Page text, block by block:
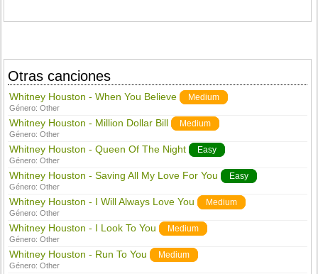
Otras canciones
Whitney Houston - When You Believe Medium
Género:Other
Whitney Houston - Million Dollar Bill Medium
Género:Other
Whitney Houston - Queen Of The Night Easy
Género:Other
Whitney Houston - Saving All My Love For You Easy
Género:Other
Whitney Houston - I Will Always Love You Medium
Género:Other
Whitney Houston - I Look To You Medium
Género:Other
Whitney Houston - Run To You Medium
Género:Other